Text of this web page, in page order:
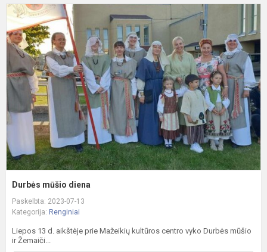
Durbės mūšio diena
Paskelbta: 2023-07-13
Kategorija: Renginiai
Liepos 13 d. aikštėje prie Mažeikių kultūros centro vyko Durbės mūšio
ir Žemaiči...